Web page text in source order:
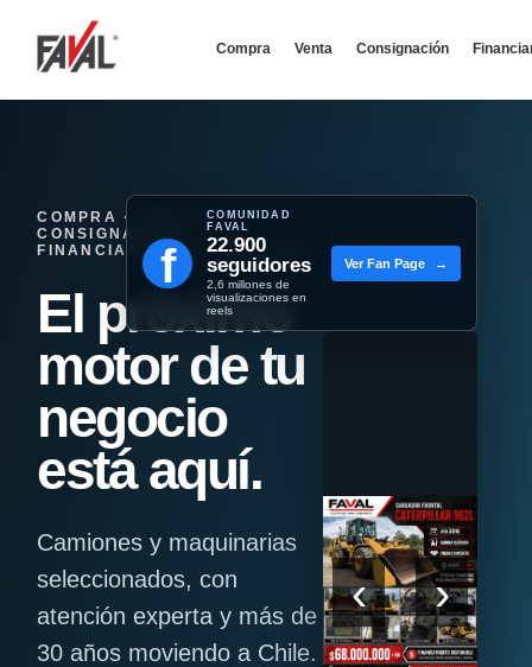
Compra Venta Consignación
COMPRA · VENTA ·
CONSIGNACIÓN ·
FINANCIAMIENTO - REMATES
El próximo
motor de tu
negocio
está aquí.
Camiones y maquinarias
seleccionados, con
atención experta y más de
30 años moviendo a Chile.
f
COMUNIDAD
FAVAL
22.900
seguidores
2,6 millones de
visualizaciones en
reels
Ver Fan Page →
‹ ›